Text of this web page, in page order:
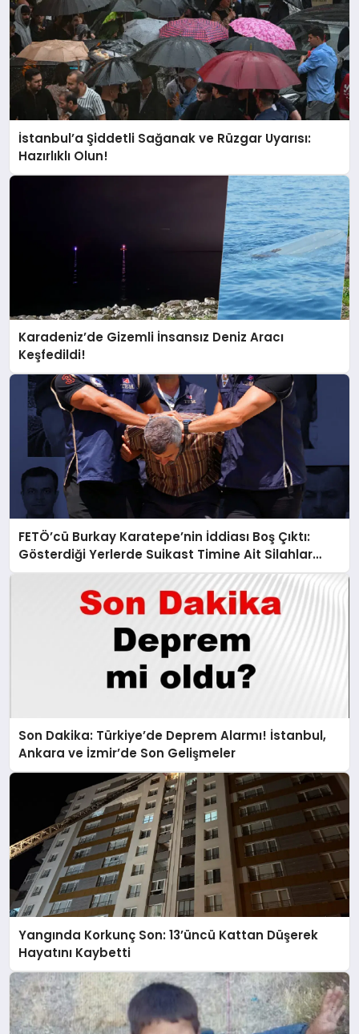
İstanbul’a Şiddetli Sağanak ve Rüzgar Uyarısı:
Hazırlıklı Olun!
Karadeniz’de Gizemli İnsansız Deniz Aracı
Keşfedildi!
FETÖ’cü Burkay Karatepe’nin İddiası Boş Çıktı:
Gösterdiği Yerlerde Suikast Timine Ait Silahlar
Bulunamadı!
Son Dakika: Türkiye’de Deprem Alarmı! İstanbul,
Ankara ve İzmir’de Son Gelişmeler
Yangında Korkunç Son: 13’üncü Kattan Düşerek
Hayatını Kaybetti